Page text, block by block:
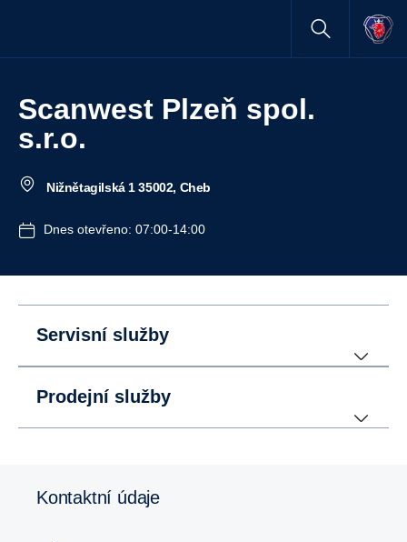
Scanwest Plzeň spol.
s.r.o.
Nižnětagilská 1 35002, Cheb
Dnes otevřeno: 07:00-14:00
Servisní služby
Prodejní služby
Kontaktní údaje